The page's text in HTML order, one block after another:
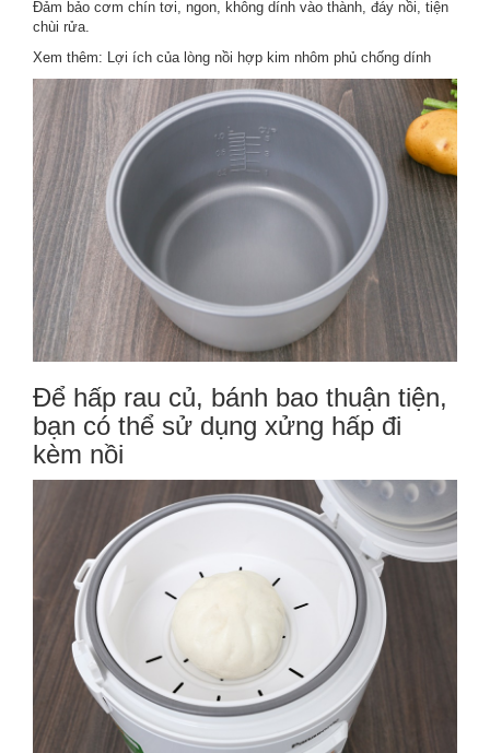
Đảm bảo cơm chín tơi, ngon, không dính vào thành, đáy nồi, tiện
chùi rửa.
Xem thêm: Lợi ích của lòng nồi hợp kim nhôm phủ chống dính
Để hấp rau củ, bánh bao thuận tiện,
bạn có thể sử dụng xửng hấp đi
kèm nồi